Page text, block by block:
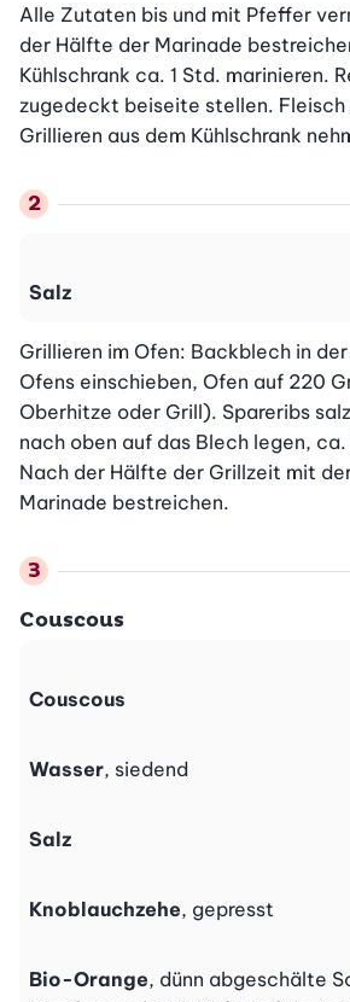
Alle Zutaten bis und mit Pfeffer
der Hälfte der Marinade
Kühlschrank ca. 1 Std. marinieren.
zugedeckt beiseite stellen.
Grillieren aus dem Kühlschrank
Salz
Grillieren im Ofen: Backblech in
Ofens einschieben, Ofen auf 220
Oberhitze oder Grill). Spareribs
nach oben auf das Blech legen, ca.
Nach der Hälfte der Grillzeit mit
Marinade bestreichen.
Couscous
Couscous
Wasser, siedend
Salz
Knoblauchzehe, gepresst
Bio-Orange, dünn abgeschälte